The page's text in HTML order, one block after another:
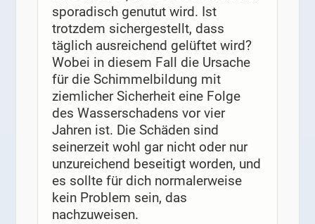
sporadisch genutut wird. Ist
trotzdem sichergestellt, dass
täglich ausreichend gelüftet wird?
Wobei in diesem Fall die Ursache
für die Schimmelbildung mit
ziemlicher Sicherheit eine Folge
des Wasserschadens vor vier
Jahren ist. Die Schäden sind
seinerzeit wohl gar nicht oder nur
unzureichend beseitigt worden, und
es sollte für dich normalerweise
kein Problem sein, das
nachzuweisen.